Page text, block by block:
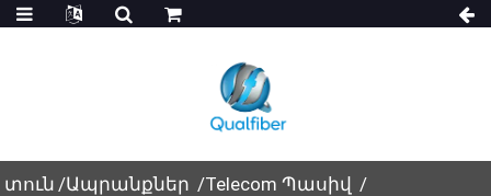
տուն Ապրանքներ
Telecom Պասիվ